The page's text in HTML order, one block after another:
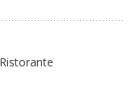
Ristorante